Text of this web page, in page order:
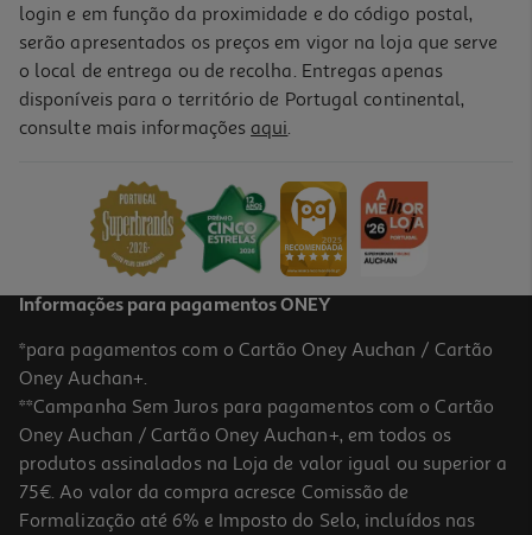
Snacks Cão Naturea Biscoitos Tomate E Queijo 140g
login e em função da proximidade e do código postal,
serão apresentados os preços em vigor na loja que serve
o local de entrega ou de recolha. Entregas apenas
disponíveis para o território de Portugal continental,
consulte mais informações aqui.
Informações para pagamentos ONEY
*para pagamentos com o Cartão Oney Auchan / Cartão
Oney Auchan+.
**Campanha Sem Juros para pagamentos com o Cartão
Oney Auchan / Cartão Oney Auchan+, em todos os
produtos assinalados na Loja de valor igual ou superior a
75€. Ao valor da compra acresce Comissão de
Formalização até 6% e Imposto do Selo, incluídos nas